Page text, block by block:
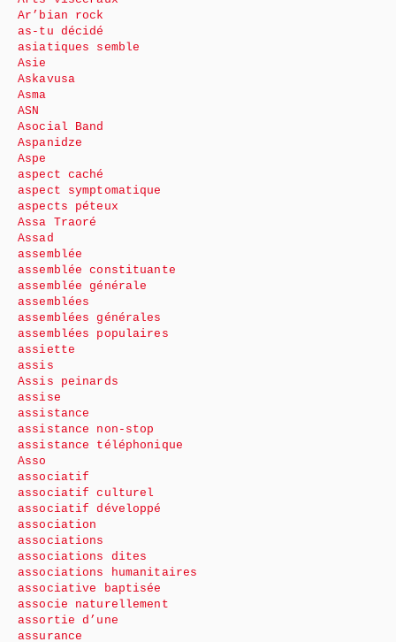
Ar’bian rock
as-tu décidé
asiatiques semble
Asie
Askavusa
Asma
ASN
Asocial Band
Aspanidze
Aspe
aspect caché
aspect symptomatique
aspects péteux
Assa Traoré
Assad
assemblée
assemblée constituante
assemblée générale
assemblées
assemblées générales
assemblées populaires
assiette
assis
Assis peinards
assise
assistance
assistance non-stop
assistance téléphonique
Asso
associatif
associatif culturel
associatif développé
association
associations
associations dites
associations humanitaires
associative baptisée
associe naturellement
assortie d’une
assurance